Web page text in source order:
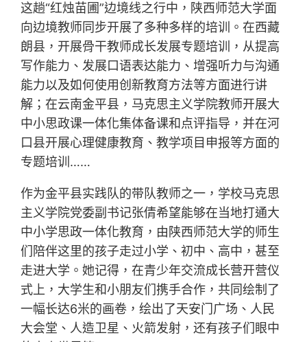
这趟“红烛苗圃”边境线之行中，陕西师范大学面
向边境教师同步开展了多种多样的培训。在西藏
朗县，开展骨干教师成长发展专题培训，从提高
写作能力、发展口语表达能力、增强听力与沟通
能力以及如何使用创新教育方法等方面进行讲
解；在云南金平县，马克思主义学院教师开展大
中小思政课一体化集体备课和点评指导，并在河
口县开展心理健康教育、教学项目申报等方面的
专题培训……
作为金平县实践队的带队教师之一，学校马克思
主义学院党委副书记张倩希望能够在当地打通大
中小学思政一体化教育，由陕西师范大学的师生
们陪伴这里的孩子走过小学、初中、高中，甚至
走进大学。她记得，在青少年交流成长营开营仪
式上，大学生和小朋友们携手合作，共同绘制了
一幅长达6米的画卷，绘出了天安门广场、人民
大会堂、人造卫星、火箭发射，还有孩子们眼中